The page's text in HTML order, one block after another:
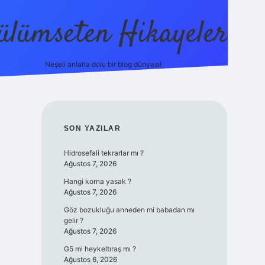
Hikayeler
Neşeli anlarla dolu bir blog dünyası!
SIDEBAR
SON YAZILAR
Hidrosefali tekrarlar mı ?
Ağustos 7, 2026
Hangi korna yasak ?
Ağustos 7, 2026
Göz bozukluğu anneden mi babadan mı
gelir ?
Ağustos 7, 2026
G5 mi heykeltıraş mı ?
Ağustos 6, 2026